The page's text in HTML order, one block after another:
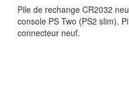
Pile de rechange CR2032
console PS Two (PS2 slim).
connecteur neuf.